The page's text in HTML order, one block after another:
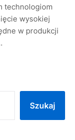
technologiom
wysokiej
w produkcji
Szukaj